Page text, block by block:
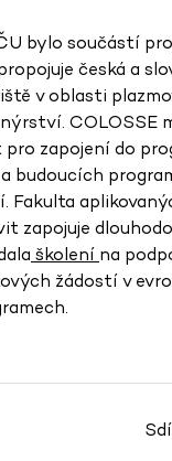
bylo součástí
česká a
v oblasti
COLOSSE
zapojení do
a budoucích
Fakulta
zapojuje
školení na
žádostí v